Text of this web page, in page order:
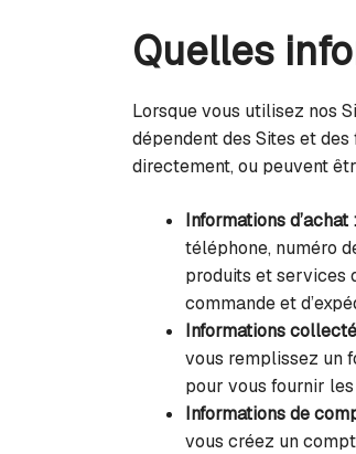
Quelles
Lorsque vous utilisez nos
dépendent des Sites et
directement, ou peuvent
Informations d’achat :
téléphone, numéro
produits et services
commande et
Informations
vous remplissez un
pour vous fournir
Informations de
vous créez un